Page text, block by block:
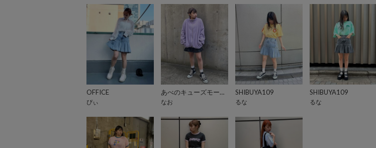
OFFICE
ぴぃ
あべのキューズモール（109ABENO）
なお
SHIBUYA109
るな
SHIBUYA109
るな